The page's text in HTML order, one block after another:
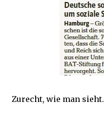
Zurecht, wie man sieht.